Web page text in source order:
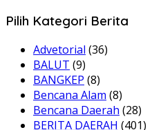
Pilih Kategori Berita
Advetorial (36)
BALUT (9)
BANGKEP (8)
Bencana Alam (8)
Bencana Daerah (28)
BERITA DAERAH (401)